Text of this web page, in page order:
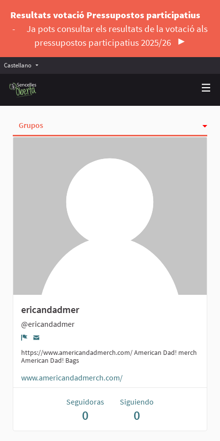
Resultats votació Pressupostos participatius
-
Ja pots consultar els resultats de la votació als
pressupostos participatius 2025/26
Castellano Triar la llengua
Grupos
ericandadmer
@ericandadmer
Denunciar
https://www.americandadmerch.com/ American Dad! merch
American Dad! Bags
www.americandadmerch.com/
Seguidoras
0
Siguiendo
0